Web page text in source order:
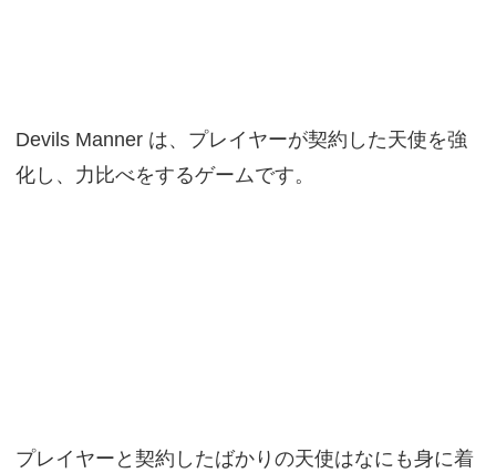
Devils Manner は、プレイヤーが契約した天使を強
化し、力比べをするゲームです。
プレイヤーと契約したばかりの天使はなにも身に着